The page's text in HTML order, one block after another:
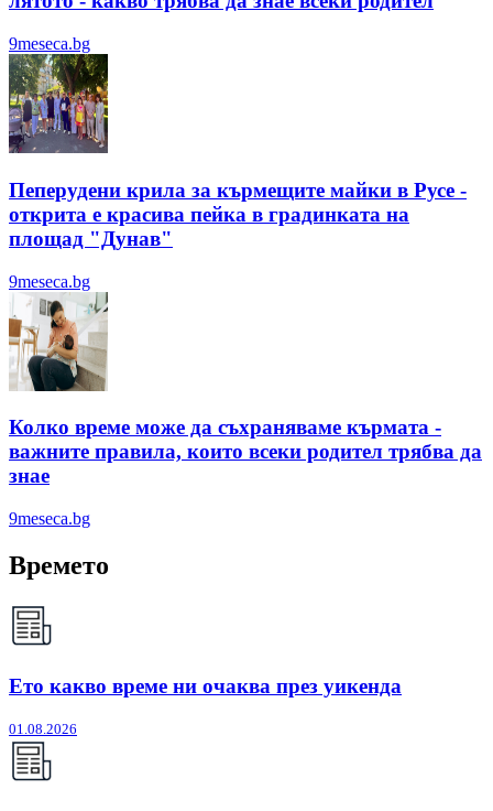
9meseca.bg
Пеперудени крила за кърмещите майки в Русе -
открита е красива пейка в градинката на
площад "Дунав"
9meseca.bg
Колко време може да съхраняваме кърмата -
важните правила, които всеки родител трябва да
знае
9meseca.bg
Времето
Ето какво време ни очаква през уикенда
01.08.2026